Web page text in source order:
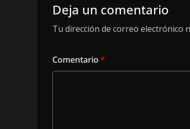
Deja un comentario
Tu dirección de correo electrónico
Comentario *